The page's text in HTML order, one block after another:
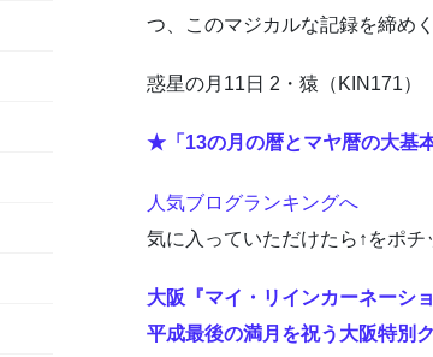
つ、このマジカルな記録を締め
惑星の月11日 2・猿（KIN171）
★「13の月の暦とマヤ暦の大基
人気ブログランキングへ
気に入っていただけたら↑をポ
大阪『マイ・リインカーネーシ
平成最後の満月を祝う大阪特別